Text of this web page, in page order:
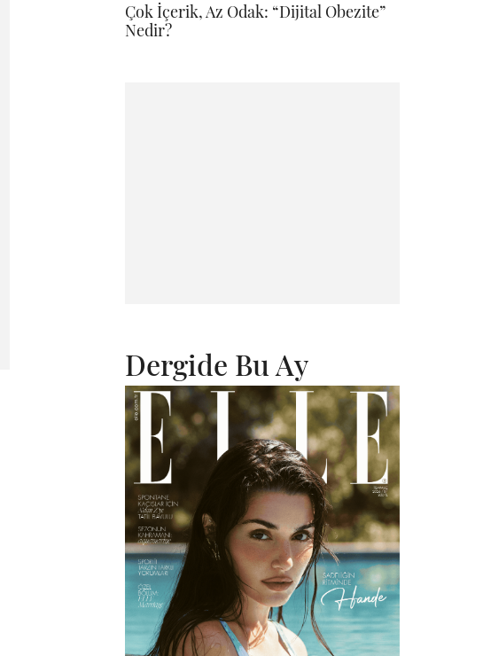
Çok İçerik, Az Odak: “Dijital Obezite”
Nedir?
Dergide Bu Ay